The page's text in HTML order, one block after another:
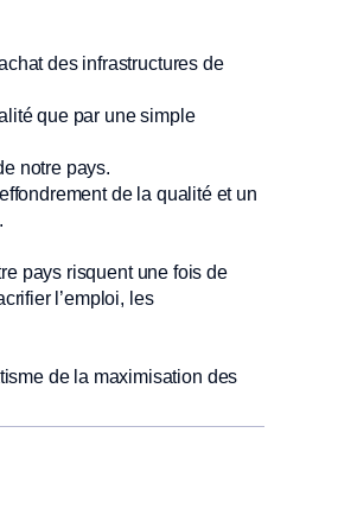
des infrastructures de
que par une simple
notre pays.
de la qualité et un
pays risquent une fois de
l’emploi, les
de la maximisation des